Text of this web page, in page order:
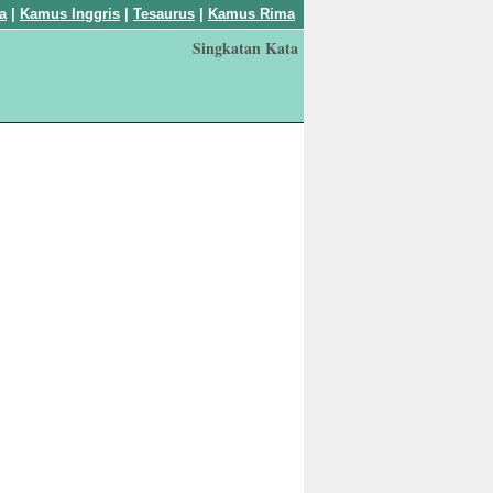
| Kamus Inggris Tesaurus Kamus Rima
Singkatan Kata